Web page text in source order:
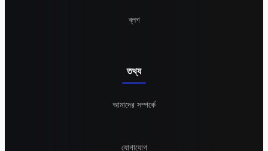
ব্লগ
তথ্য
আমাদের সম্পর্কে
যোগাযোগ